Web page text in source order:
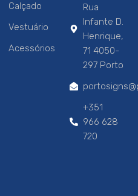
Calçado
Vestuário
Acessórios
Rua
Infante D.
Henrique,
71 4050-
297 Porto
+351
966 628
720